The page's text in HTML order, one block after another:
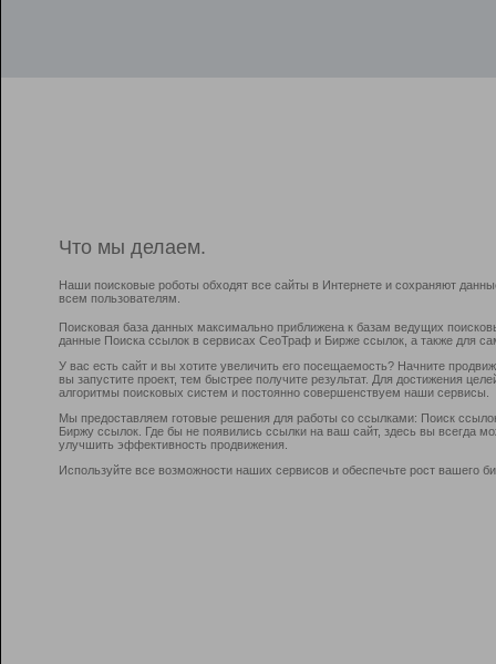
Что мы делаем.
Наши поисковые роботы обходят все сайты в Интернете и сохраняют
всем пользователям.
Поисковая база данных максимально приближена к базам ведущих
данные Поиска ссылок в сервисах СеоТраф и Бирже ссылок, а также для
У вас есть сайт и вы хотите увеличить его посещаемость? Начните
вы запустите проект, тем быстрее получите результат. Для достижения
алгоритмы поисковых систем и постоянно совершенствуем наши сервисы.
Мы предоставляем готовые решения для работы со ссылками: Поиск
Биржу ссылок. Где бы не появились ссылки на ваш сайт, здесь вы всегда
улучшить эффективность продвижения.
Используйте все возможности наших сервисов и обеспечьте рост вашего